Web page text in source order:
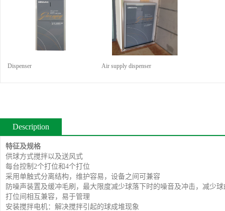
Dispenser Air supply dispenser
Description
特征及规格
供球方式搅拌以及送风式
每台控制2个打位和4个打位
采用单触式分离结构，维护容易，设备之间可兼容
防噪声装置及缓冲毛刷，最大限度减少球落下时的噪音及冲击，减少
打位间相互兼容，易于管理
安装搅拌电机：解决搅拌引起的球成堆现象